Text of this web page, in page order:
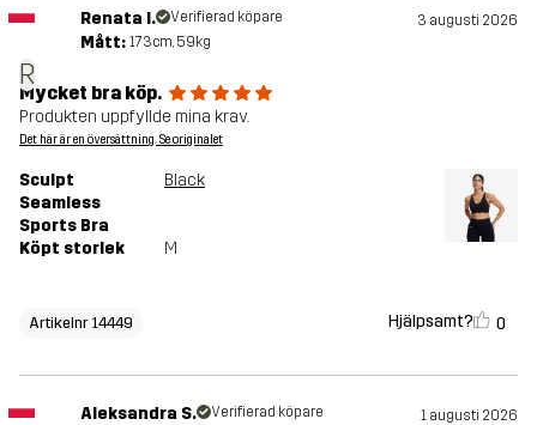
R
Renata I. Verifierad köpare 3 augusti 2026
Mått: 173cm, 59kg
Mycket bra köp.
Produkten uppfyllde mina krav.
Det här är en översättning. Se originalet
Sculpt
Seamless
Sports Bra
Black
Köpt storlek M
Artikelnr 14449 Hjälpsamt? 0
Aleksandra S. Verifierad köpare 1 augusti 2026